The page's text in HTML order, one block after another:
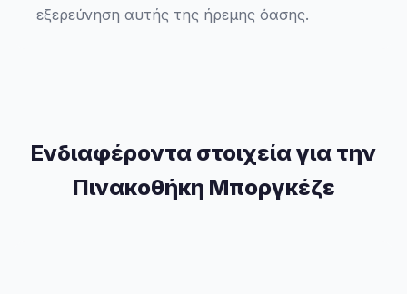
εξερεύνηση αυτής της ήρεμης όασης.
Ενδιαφέροντα στοιχεία για την
Πινακοθήκη Μποργκέζε